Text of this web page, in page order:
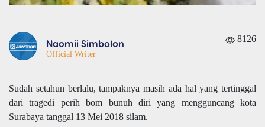
Naomii Simbolon
Official Writer
8126
Sudah setahun berlalu, tampaknya masih ada hal yang tertinggal
dari tragedi perih bom bunuh diri yang mengguncang kota
Surabaya tanggal 13 Mei 2018 silam.